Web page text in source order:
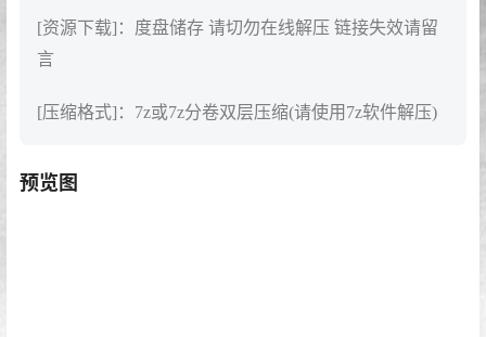
[资源下载]：度盘储存 请切勿在线解压 链接失效请留
言
[压缩格式]：7z或7z分卷双层压缩(请使用7z软件解压)
预览图